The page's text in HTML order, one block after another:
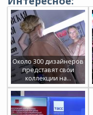
Около 300 дизайнеров
представят свои
коллекции на…